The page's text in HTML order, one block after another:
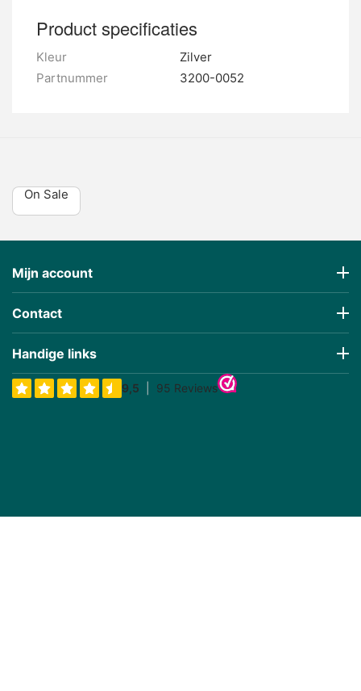
Product specificaties
Kleur
Zilver
Partnummer
3200-0052
On Sale
Mijn account
Contact
Handige links